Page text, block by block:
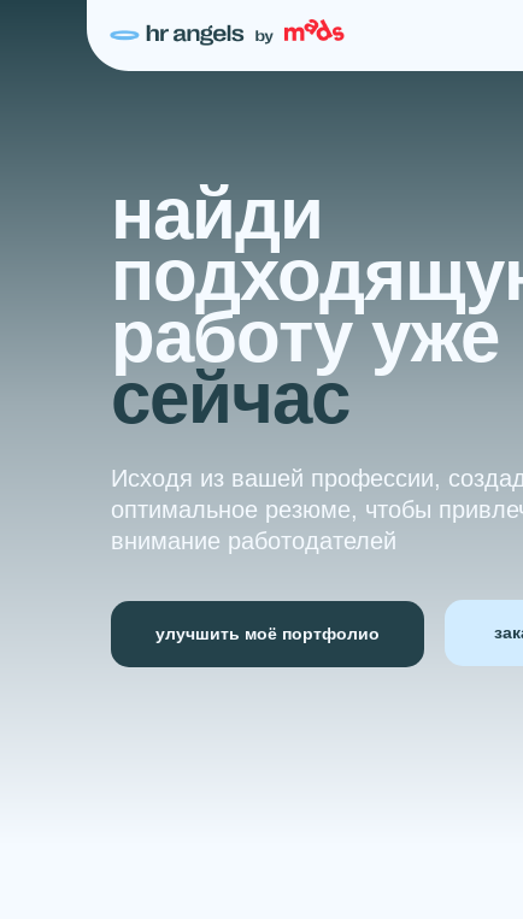
найди
работу уже
сейчас
Исходя из вашей профессии,
оптимальное резюме, чтобы
внимание работодателей
улучшить моё портфолио